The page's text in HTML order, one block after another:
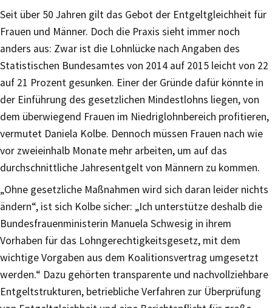
Seit über 50 Jahren gilt das Gebot der Entgeltgleichheit für
Frauen und Männer. Doch die Praxis sieht immer noch
anders aus: Zwar ist die Lohnlücke nach Angaben des
Statistischen Bundesamtes von 2014 auf 2015 leicht von 22
auf 21 Prozent gesunken. Einer der Gründe dafür könnte in
der Einführung des gesetzlichen Mindestlohns liegen, von
dem überwiegend Frauen im Niedriglohnbereich profitieren,
vermutet Daniela Kolbe. Dennoch müssen Frauen nach wie
vor zweieinhalb Monate mehr arbeiten, um auf das
durchschnittliche Jahresentgelt von Männern zu kommen.
„Ohne gesetzliche Maßnahmen wird sich daran leider nichts
ändern“, ist sich Kolbe sicher: „Ich unterstütze deshalb die
Bundesfrauenministerin Manuela Schwesig in ihrem
Vorhaben für das Lohngerechtigkeitsgesetz, mit dem
wichtige Vorgaben aus dem Koalitionsvertrag umgesetzt
werden.“ Dazu gehörten transparente und nachvollziehbare
Entgeltstrukturen, betriebliche Verfahren zur Überprüfung